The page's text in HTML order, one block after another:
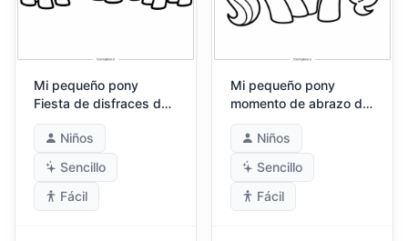
Mi pequeño pony
Fiesta de disfraces de
Halloween
Niños
Sencillo
Fácil
Mi pequeño pony
momento de abrazo de
amistad
Niños
Sencillo
Fácil